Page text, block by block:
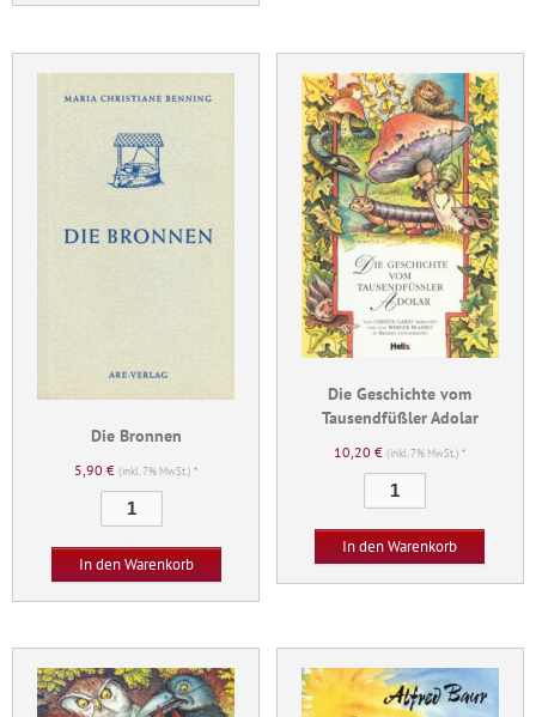
Bilder
Die Bronnen
5,90€ (inkl. 7% MwSt.) *
Bronnen
Menge
In den Warenkorb
Die Geschichte vom
Tausendfüßler Adolar
10,20€ (inkl. 7% MwSt.) *
Geschichte
vom
Tausendfüßler
Adolar
In den Warenkorb